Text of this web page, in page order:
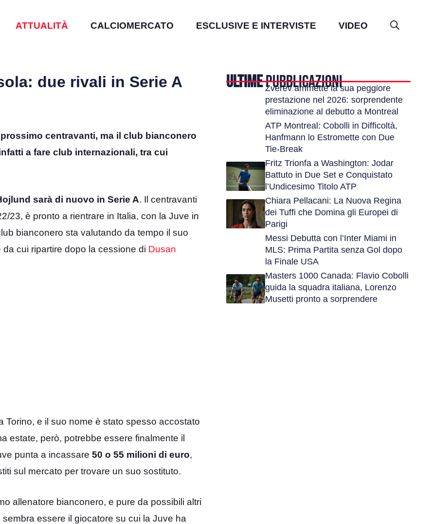
ATTUALITÀ CALCIOMERCATO ESCLUSIVE E INTERVISTE VIDEO
due rivali in Serie A
centravanti, ma il club bianconero
a fare club internazionali, tra cui
sarà di nuovo in Serie A. Il centravanti
23, è pronto a rientrare in Italia, con la Juve in
bianconero sta valutando da tempo il suo
cui ripartire dopo la cessione di Dusan
Torino, e il suo nome è stato spesso accostato
estate, però, potrebbe essere finalmente il
punta a incassare 50 o 55 milioni di euro,
sul mercato per trovare un suo sostituto.
allenatore bianconero, e pure da possibili altri
essere il giocatore su cui la Juve ha
ULTIMEPUBBLICAZIONI
Zverev ammette la sua peggiore
prestazione nel 2026: sorprendente
eliminazione al debutto a Montreal
ATP Montreal: Cobolli in Difficoltà,
Hanfmann lo Estromette con Due
Tie-Break
Fritz Trionfa a Washington: Jodar
Battuto in Due Set e Conquistato
l’Undicesimo Titolo ATP
Chiara Pellacani: La Nuova Regina
dei Tuffi che Domina gli Europei di
Parigi
Messi Debutta con l’Inter Miami in
MLS: Prima Partita senza Gol dopo
la Finale USA
Masters 1000 Canada: Flavio Cobolli
guida la squadra italiana, Lorenzo
Musetti pronto a sorprendere